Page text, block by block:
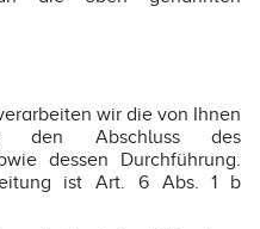
wir die von Ihnen
den Abschluss des
dessen Durchführung.
ist Art. 6 Abs. 1 b